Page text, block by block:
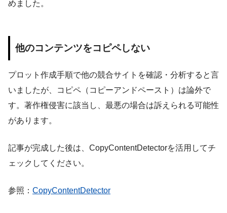
めました。
他のコンテンツをコピペしない
プロット作成手順で他の競合サイトを確認・分析すると言
いましたが、コピペ（コピーアンドペースト）は論外で
す。著作権侵害に該当し、最悪の場合は訴えられる可能性
があります。
記事が完成した後は、CopyContentDetectorを活用してチ
ェックしてください。
参照： CopyContentDetector